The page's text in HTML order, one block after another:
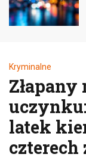
Kryminalne
latek
czterech